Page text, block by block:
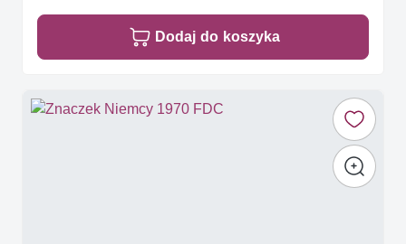
Dodaj do koszyka